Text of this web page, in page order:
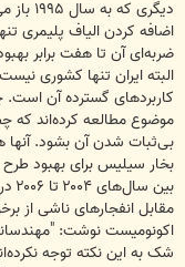
دیگری
اضافه کردن الیاف پلیمری
ضربه‌ای آن تا هفت برابر
البته ایران تنها کشوری
کاربردهای گسترده آن
موضوع مطالعه کرده‌اند که
بی‌ثبات شدن آن بشود. آنها
بخار سیلیس برای بهبود طرح
بین
مقابل انفجارهای ناشی از
اکونومیست نوشت:
شک به این نکته توجه